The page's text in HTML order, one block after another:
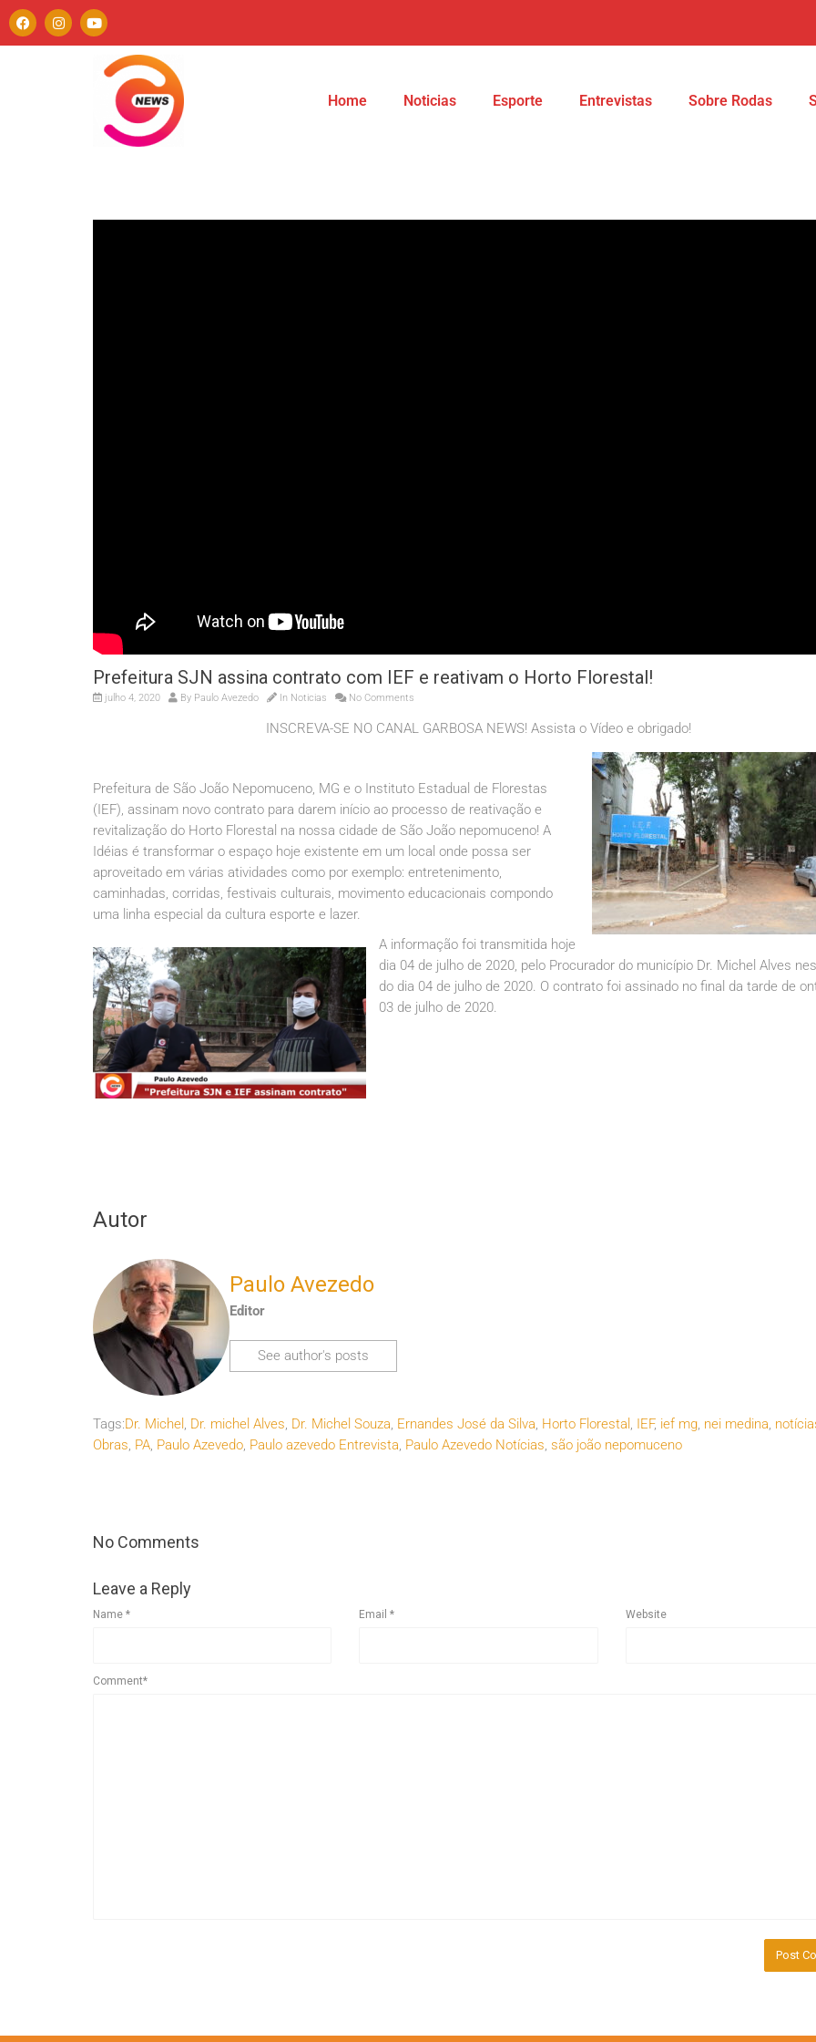
Home Noticias Esporte Entrevistas Sobre Rodas
Prefeitura SJN assina contrato com IEF e reativam o Horto Florestal!
julho 4, 2020 By Paulo Avezedo In Noticias No Comments
INSCREVA-SE NO CANAL GARBOSA NEWS! Assista o Vídeo e obrigado!
Prefeitura de São João Nepomuceno, MG e o Instituto Estadual de Florestas
(IEF), assinam novo contrato para darem início ao processo de reativação e
revitalização do Horto Florestal na nossa cidade de São João nepomuceno! A
Idéias é transformar o espaço hoje existente em um local onde possa ser
aproveitado em várias atividades como por exemplo: entretenimento,
caminhadas, corridas, festivais culturais, movimento educacionais compondo
uma linha especial da cultura esporte e lazer.
A informação foi transmitida hoje
dia 04 de julho de 2020, pelo Procurador do município Dr. Michel Alves
do dia 04 de julho de 2020. O contrato foi assinado no final da tarde de
03 de julho de 2020.
Autor
Paulo Avezedo
Editor
See author's posts
Tags:Dr. Michel , Dr. michel Alves, Dr. Michel Souza, Ernandes José da Silva, Horto Florestal , IEF, ief mg, nei medina,
Obras, PA, Paulo Azevedo, Paulo azevedo Entrevista, Paulo Azevedo Notícias, são joão nepomuceno
No Comments
Leave a Reply
Name * Email* Website
Comment*